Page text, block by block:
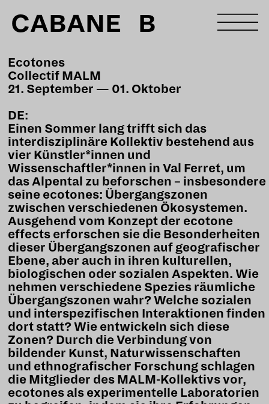
CABANE B
Ecotones
Collectif MALM
21. September — 01. Oktober
DE:
Einen Sommer lang trifft sich das
interdisziplinäre Kollektiv bestehend aus
vier Künstler*innen und
Wissenschaftler*innen in Val Ferret, um
das Alpental zu beforschen – insbesondere
seine ecotones: Übergangszonen
zwischen verschiedenen Ökosystemen.
Ausgehend vom Konzept der ecotone
effects erforschen sie die Besonderheiten
dieser Übergangszonen auf geografischer
Ebene, aber auch in ihren kulturellen,
biologischen oder sozialen Aspekten. Wie
nehmen verschiedene Spezies räumliche
Übergangszonen wahr? Welche sozialen
und interspezifischen Interaktionen finden
dort statt? Wie entwickeln sich diese
Zonen? Durch die Verbindung von
bildender Kunst, Naturwissenschaften
und ethnografischer Forschung schlagen
die Mitglieder des MALM-Kollektivs vor,
ecotones als experimentelle Laboratorien